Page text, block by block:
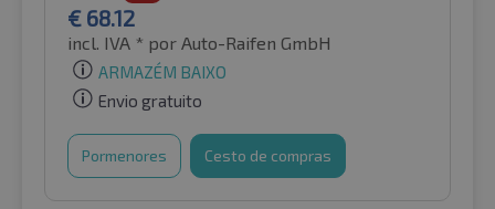
€ 68.12
incl. IVA * por Auto-Raifen GmbH
ARMAZÉM BAIXO
Envio gratuito
Pormenores Cesto de compras